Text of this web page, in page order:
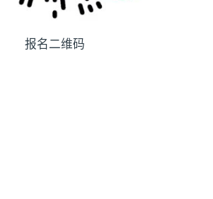
报名二维码